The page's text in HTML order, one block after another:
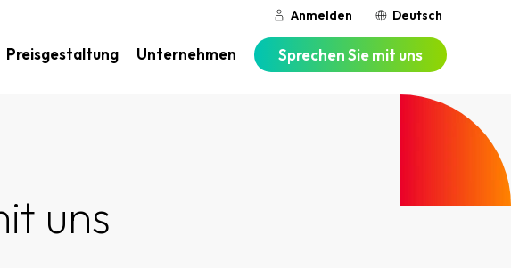
Anmelden Deutsch
Preisgestaltung Unternehmen Sprechen Sie mit uns
uns